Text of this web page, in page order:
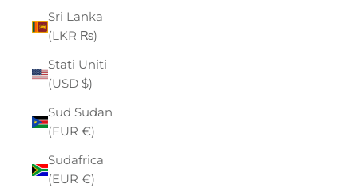
Sri Lanka
(LKR ₨)
Stati Uniti
(USD $)
Sud Sudan
(EUR €)
Sudafrica
(EUR €)